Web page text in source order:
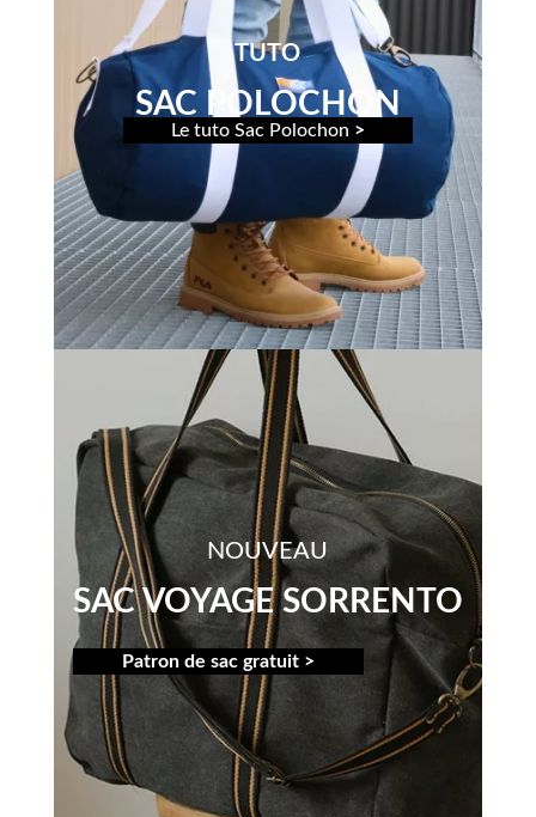
TUTO
SAC POLOCHON
Le tuto Sac Polochon >
NOUVEAU
SAC VOYAGE SORRENTO
Patron de sac gratuit >